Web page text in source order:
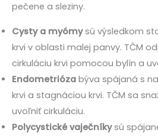
pečene a sleziny.
Cysty a myómysú výsledkom
krvi v oblasti malej panvy. TČM
cirkuláciu krvi pomocou bylín a
Endometrióza býva spájaná s
krvi a stagnáciou krvi. TČM sa
uvoľniť cirkuláciu.
Polycystické vaječníkysú